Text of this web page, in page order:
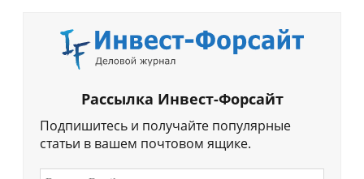
Рассылка Инвест-Форсайт
Подпишитесь и получайте популярные
статьи в вашем почтовом ящике.